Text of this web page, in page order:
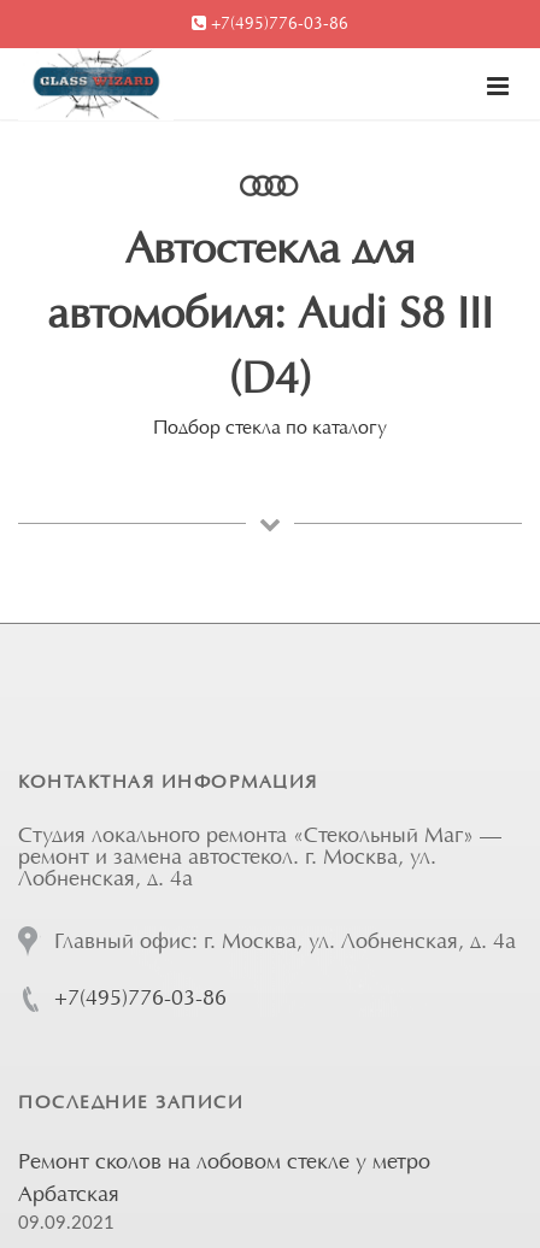
+7(495)776-03-86
Автостекла для
автомобиля: Audi S8 III
(D4)
Подбор стекла по каталогу
КОНТАКТНАЯ ИНФОРМАЦИЯ
Студия локального ремонта «Стекольный Маг» —
ремонт и замена автостекол. г. Москва, ул.
Лобненская, д. 4а
Главный офис: г. Москва, ул. Лобненская, д. 4а
+7(495)776-03-86
ПОСЛЕДНИЕ ЗАПИСИ
Ремонт сколов на лобовом стекле у метро
Арбатская
09.09.2021